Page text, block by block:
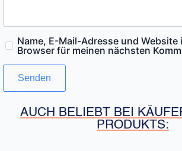
Name, E-Mail-Adresse und Website
Browser für meinen nächsten
AUCH BELIEBT BEI
PRODUKTS: